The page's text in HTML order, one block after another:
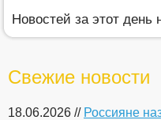
Новостей за этот день
Свежие новости
18.06.2026 // Россияне